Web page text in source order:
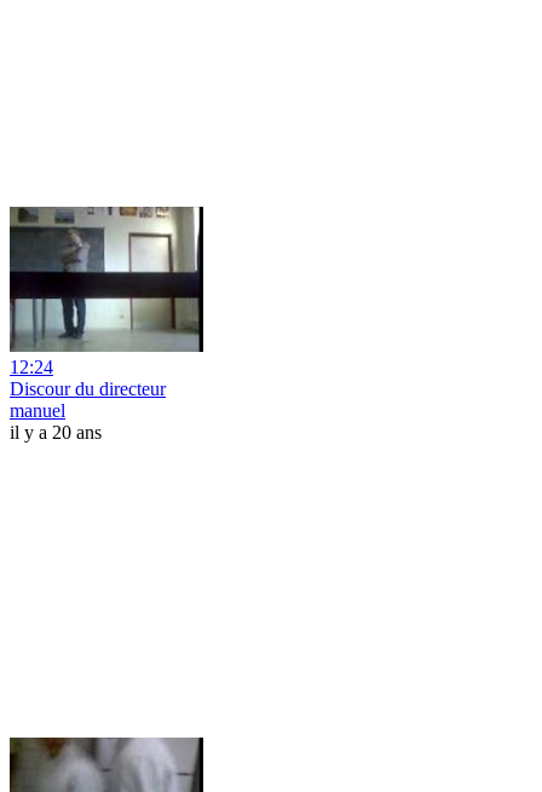
12:24
Discour du directeur
manuel
il y a 20 ans